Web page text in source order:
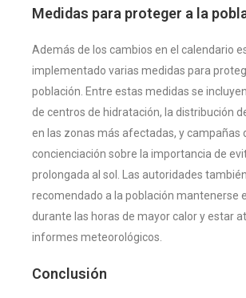
Medidas para proteger a la
Además de los cambios en el calendario
implementado varias medidas para
población. Entre estas medidas se
de centros de hidratación, la distribución
en las zonas más afectadas, y campañas
concienciación sobre la importancia de
prolongada al sol. Las autoridades
recomendado a la población mantenerse
durante las horas de mayor calor y estar
informes meteorológicos.
Conclusión